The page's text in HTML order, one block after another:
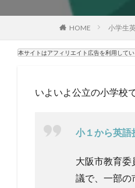
HOME 小学生
本サイトはアフィリエイト広告を利用してい
いよいよ公立の小学校
小１から英語
大阪市教育委
議で、一部の